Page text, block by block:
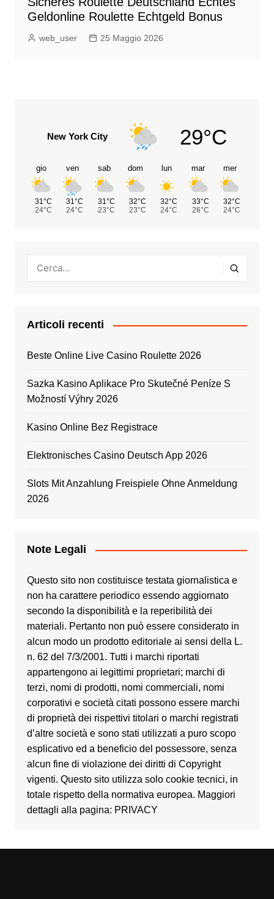
Geldonline Roulette Echtgeld Bonus
web_user 25 Maggio 2026
New York City 29°C
gio
31°C
24°C
ven
31°C
24°C
sab
31°C
23°C
dom
32°C
23°C
lun
32°C
24°C
mar
33°C
26°C
mer
32°C
24°C
Articoli recenti
Beste Online Live Casino Roulette 2026
Sazka Kasino Aplikace Pro Skutečné Peníze S
Možností Výhry 2026
Kasino Online Bez Registrace
Elektronisches Casino Deutsch App 2026
Slots Mit Anzahlung Freispiele Ohne Anmeldung
2026
Note Legali
Questo sito non costituisce testata giornalistica e
non ha carattere periodico essendo aggiornato
secondo la disponibilità e la reperibilità dei
materiali. Pertanto non può essere considerato in
alcun modo un prodotto editoriale ai sensi della L.
n. 62 del 7/3/2001. Tutti i marchi riportati
appartengono ai legittimi proprietari; marchi di
terzi, nomi di prodotti, nomi commerciali, nomi
corporativi e società citati possono essere marchi
di proprietà dei rispettivi titolari o marchi registrati
d’altre società e sono stati utilizzati a puro scopo
esplicativo ed a beneficio del possessore, senza
alcun fine di violazione dei diritti di Copyright
vigenti. Questo sito utilizza solo cookie tecnici, in
totale rispetto della normativa europea. Maggiori
dettagli alla pagina: PRIVACY